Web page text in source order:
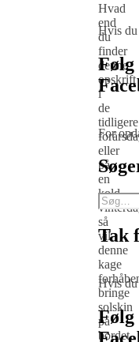
Hvad
end
du
finder
denne
opskrift
i
de
tidligere
eller
på
en
kold
så
vil
denne
kage
bringe
solskin
på
bordet.
Hvis du
Følg
For
Tak
Hvis du
Følg